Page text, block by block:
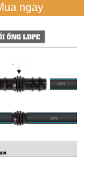
ngay